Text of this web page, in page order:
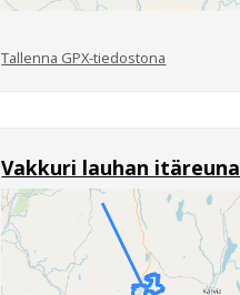
Tallenna GPX-tiedostona
Vakkuri lauhan itäreuna